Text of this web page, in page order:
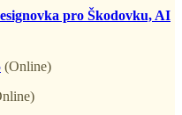
pro Škodovku, AI
(Online)